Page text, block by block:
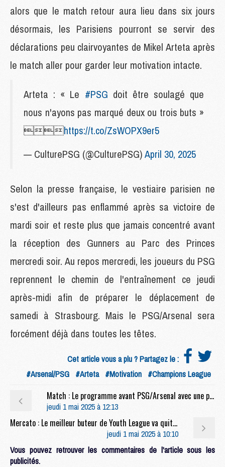
alors que le match retour aura lieu dans six jours
désormais, les Parisiens pourront se servir des
déclarations peu clairvoyantes de Mikel Arteta après
le match aller pour garder leur motivation intacte.
Arteta : « Le #PSG doit être soulagé que
nous n'ayons pas marqué deux ou trois buts »
https://t.co/ZsWOPX9er5
— CulturePSG (@CulturePSG)April 30, 2025
Selon la presse française, le vestiaire parisien ne
s'est d'ailleurs pas enflammé après sa victoire de
mardi soir et reste plus que jamais concentré avant
la réception des Gunners au Parc des Princes
mercredi soir. Au repos mercredi, les joueurs du PSG
reprennent le chemin de l'entraînement ce jeudi
après-midi afin de préparer le déplacement de
samedi à Strasbourg. Mais le PSG/Arsenal sera
forcément déjà dans toutes les têtes.
Cet article vous a plu ? Partagez le :
#Arsenal/PSG #Arteta #Motivation #Champions League
Match : Le programme avant PSG/Arsenal avec une petite incertitude
jeudi 1 mai 2025 à 12:13
Mercato : Le meilleur buteur de Youth League va quitter le PSG pour City
jeudi 1 mai 2025 à 10:10
Vous pouvez retrouver les commentaires de l'article sous les
publicités.